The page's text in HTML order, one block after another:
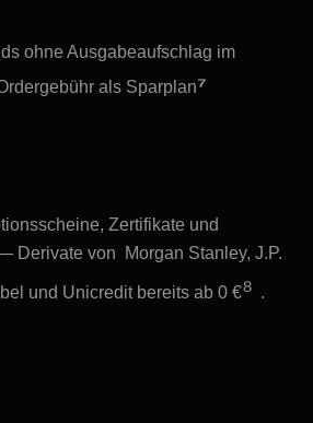
ohne Ausgabeaufschlag im
als Sparplan⁷
Zertifikate und
Derivate von  Morgan Stanley, J.P.
und Unicredit bereits ab 0 €⁸ .